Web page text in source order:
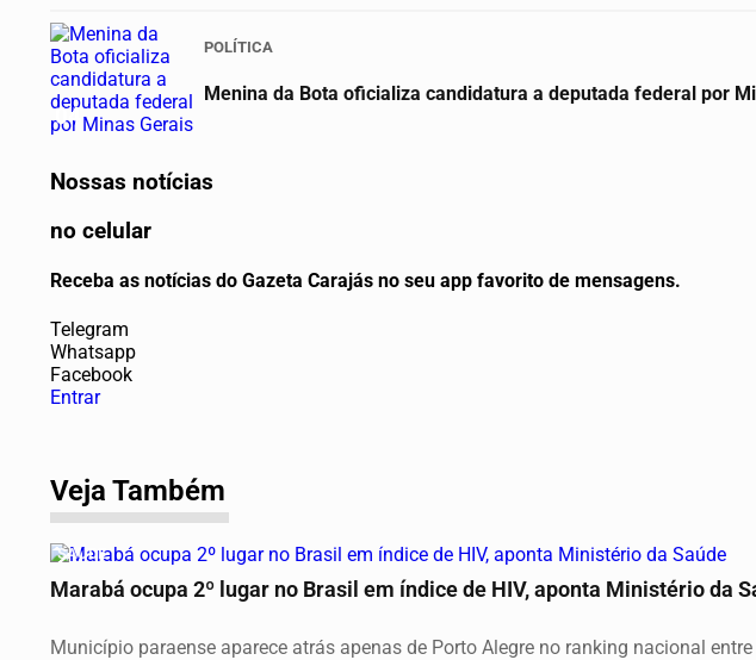
04
POLÍTICA
Menina da Bota oficializa candidatura a deputada federal por
Nossas notícias
no celular
Receba as notícias do Gazeta Carajás no seu app favorito de mensagens.
Telegram
Whatsapp
Facebook
Entrar
Veja Também
SAÚDE
Marabá ocupa 2º lugar no Brasil em índice de HIV, aponta Ministério da
Município paraense aparece atrás apenas de Porto Alegre no ranking nacional